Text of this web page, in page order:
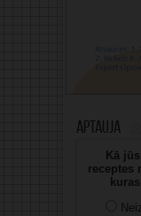
Aptauja
Kā
receptes